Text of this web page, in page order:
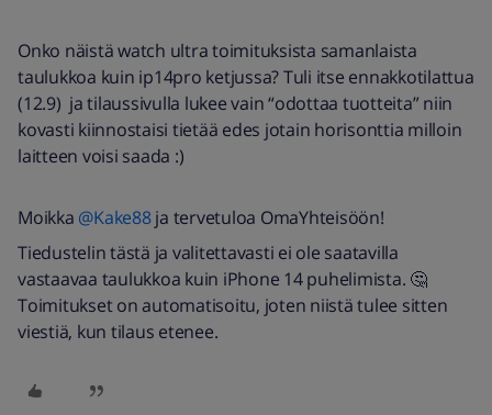
Onko näistä watch ultra toimituksista samanlaista
taulukkoa kuin ip14pro ketjussa? Tuli itse ennakkotilattua
(12.9) ja tilaussivulla lukee vain “odottaa tuotteita” niin
kovasti kiinnostaisi tietää edes jotain horisonttia milloin
laitteen voisi saada :)
Moikka @Kake88ja tervetuloa OmaYhteisöön!
Tiedustelin tästä ja valitettavasti ei ole saatavilla
vastaavaa taulukkoa kuin iPhone 14 puhelimista. 🤔
Toimitukset on automatisoitu, joten niistä tulee sitten
viestiä, kun tilaus etenee.